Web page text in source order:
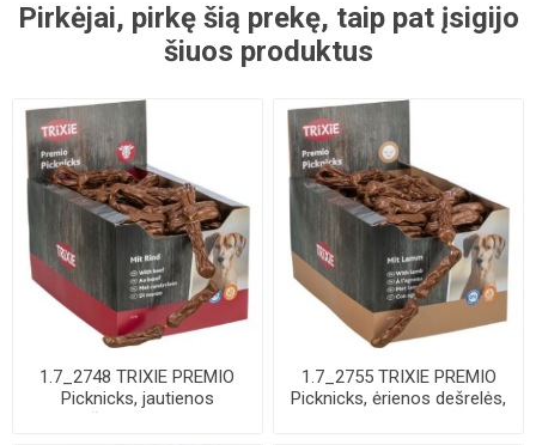
Pirkėjai, pirkę šią prekę, taip pat įsigijo
šiuos produktus
1.7_2748 TRIXIE PREMIO
Picknicks, jautienos
dešrelės, 8 cm, ...
1.7_2755 TRIXIE PREMIO
Picknicks, ėrienos dešrelės,